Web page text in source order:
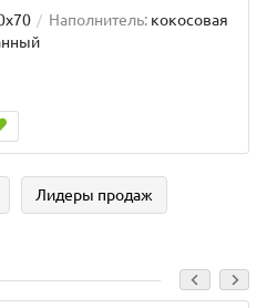
Наполнитель: кокосовая
Лидеры продаж